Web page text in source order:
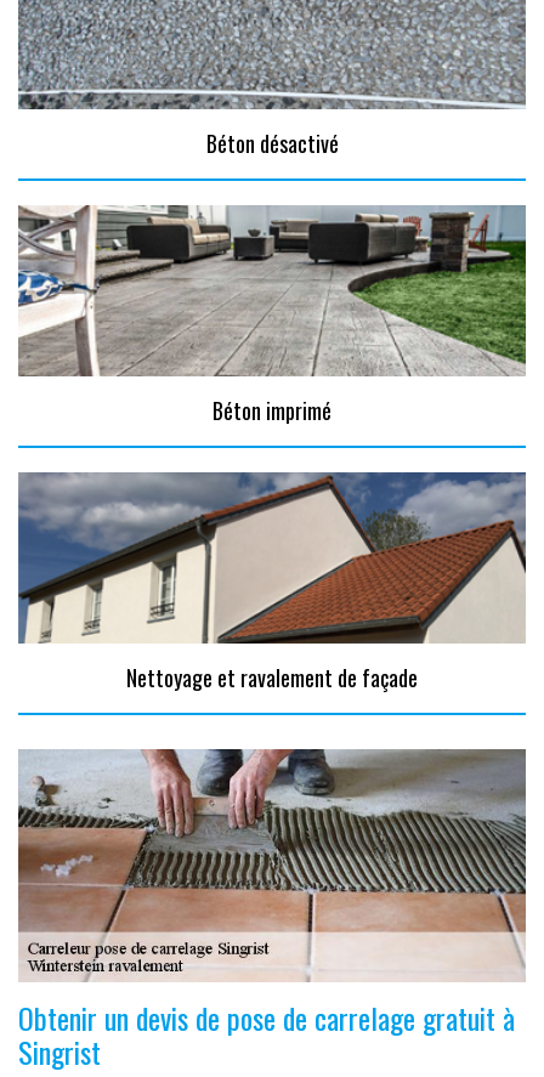
Béton désactivé
Béton imprimé
Nettoyage et ravalement de façade
Obtenir un devis de pose de carrelage gratuit à
Singrist